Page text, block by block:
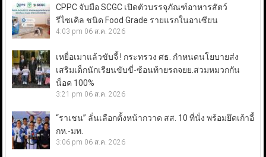
CPPC จับมือ SCGC เปิดตัวบรรจุภัณฑ์อาหารสัตว์
รีไซเคิล ชนิด Food Grade รายแรกในอาเซียน
4:03 pm 06 ส.ค. 2026
เหยื่อเมาแล้วขับจี้ ! กระทรวง ศธ. กำหนดนโยบายส่ง
เสริมเด็กนักเรียนขับขี่-ซ้อนท้ายรถจยย.สวมหมวกกัน
น็อค 100%
3:21 pm 06 ส.ค. 2026
“ราเชน” ลั่นเลือกตั้งหน้ากวาด สส. 10 ที่นั่ง พร้อมยึดเก้าอี้
กห.-มท.
3:06 pm 06 ส.ค. 2026